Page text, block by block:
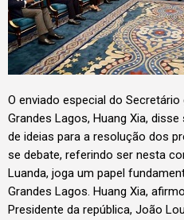
O enviado especial do
Grandes Lagos, Huang Xia,
de ideias para a resolução dos
se debate, referindo ser nesta
Luanda, joga um papel
Grandes Lagos. Huang Xia,
Presidente da república, João